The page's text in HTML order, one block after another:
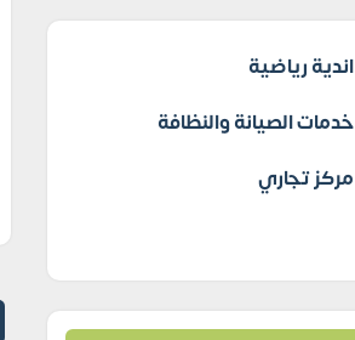
اندية رياضية
خدمات الصيانة والنظافة
مركز تجاري